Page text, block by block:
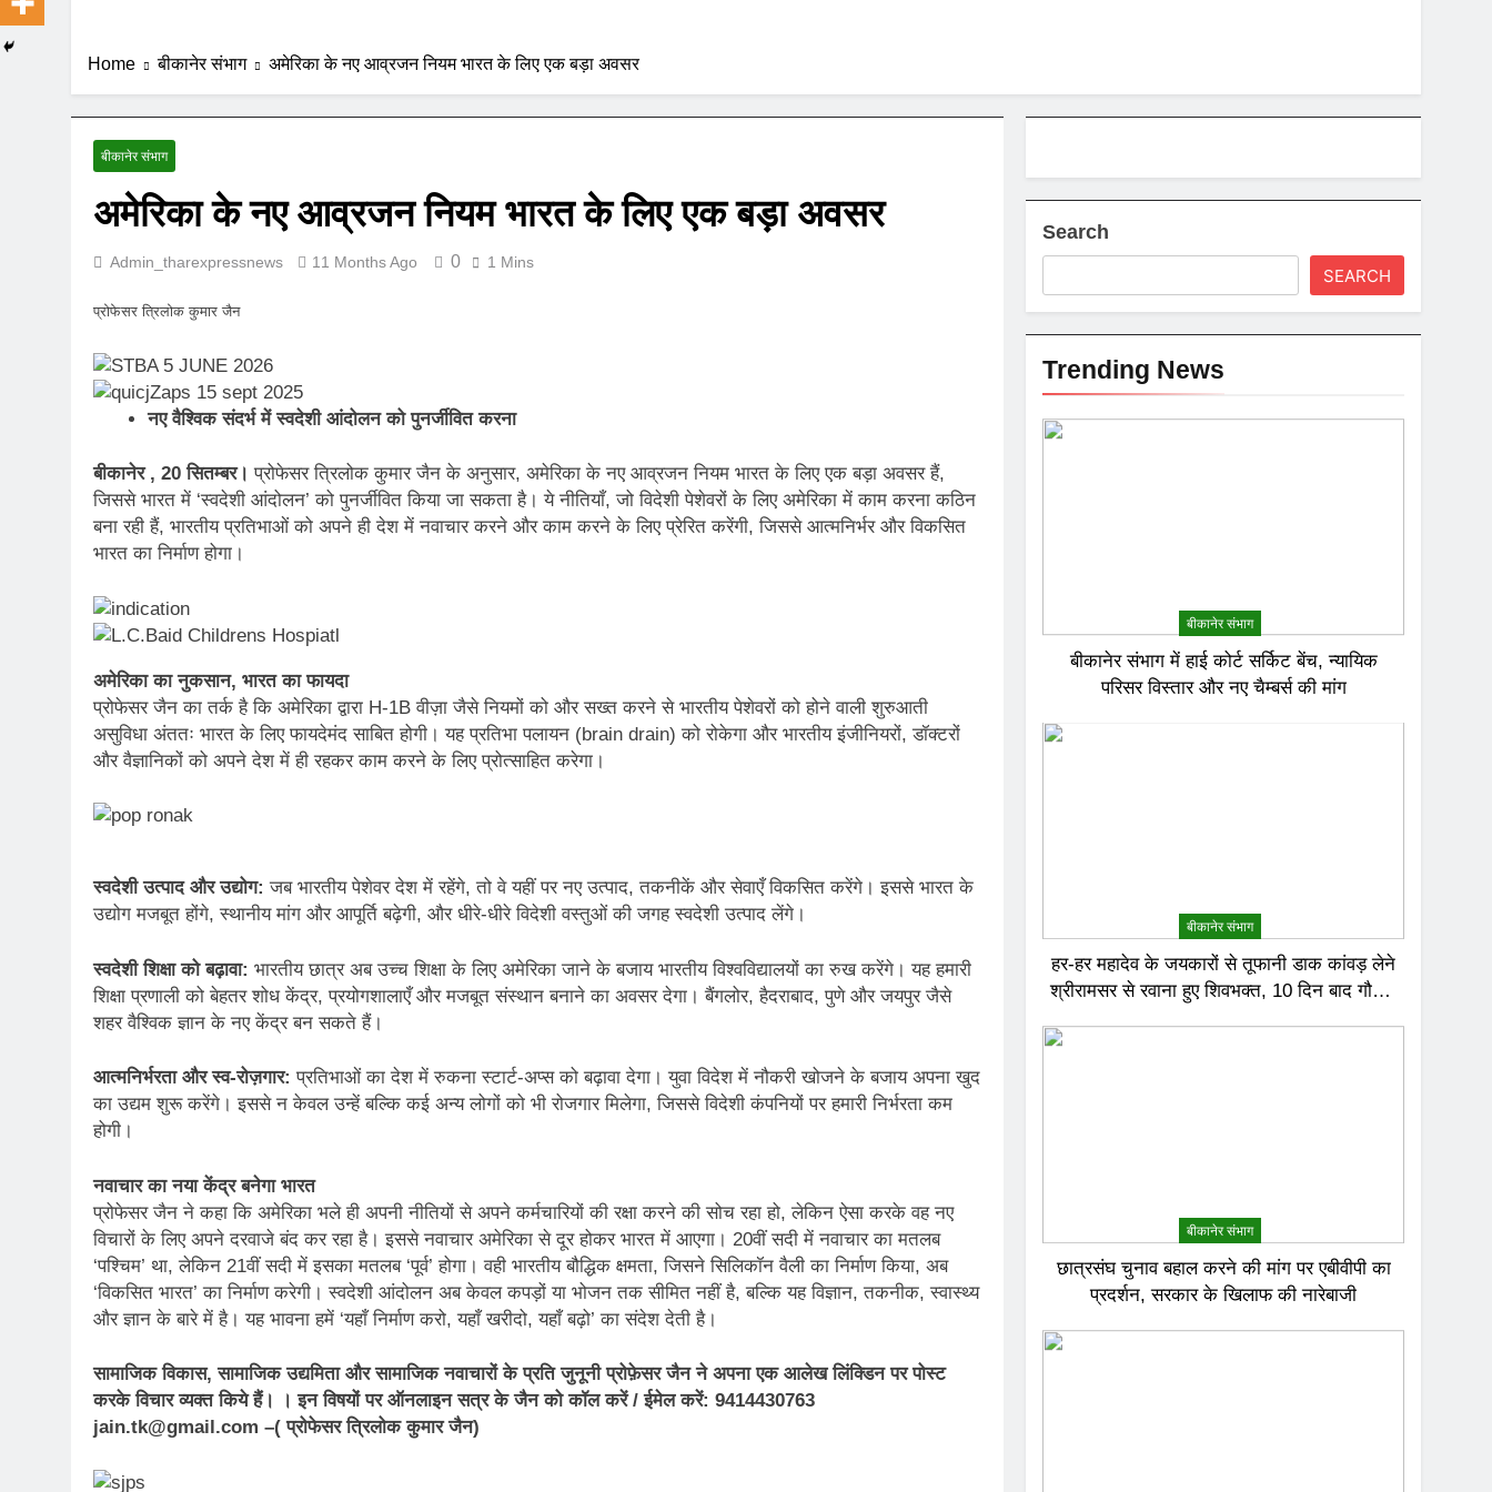
Home बीकानेर संभाग अमेरिका के नए आव्रजन नियम भारत के लिए एक बड़ा अवसर
बीकानेर संभाग
अमेरिका के नए आव्रजन नियम भारत के लिए एक बड़ा अवसर
Admin_tharexpressnews 11 Months Ago 0 1 Mins
प्रोफेसर त्रिलोक कुमार जैन
नए वैश्विक संदर्भ में स्वदेशी आंदोलन को पुनर्जीवित करना
बीकानेर , 20 सितम्बर। प्रोफेसर त्रिलोक कुमार जैन के अनुसार, अमेरिका के नए आव्रजन नियम भारत के लिए एक बड़ा अवसर हैं,
जिससे भारत में ‘स्वदेशी आंदोलन’ को पुनर्जीवित किया जा सकता है। ये नीतियाँ, जो विदेशी पेशेवरों के लिए अमेरिका में काम करना कठिन
बना रही हैं, भारतीय प्रतिभाओं को अपने ही देश में नवाचार करने और काम करने के लिए प्रेरित करेंगी, जिससे आत्मनिर्भर और विकसित
भारत का निर्माण होगा।
अमेरिका का नुकसान, भारत का फायदा
प्रोफेसर जैन का तर्क है कि अमेरिका द्वारा H-1B वीज़ा जैसे नियमों को और सख्त करने से भारतीय पेशेवरों को होने वाली शुरुआती
असुविधा अंततः भारत के लिए फायदेमंद साबित होगी। यह प्रतिभा पलायन (brain drain) को रोकेगा और भारतीय इंजीनियरों, डॉक्टरों
और वैज्ञानिकों को अपने देश में ही रहकर काम करने के लिए प्रोत्साहित करेगा।
स्वदेशी उत्पाद और उद्योग: जब भारतीय पेशेवर देश में रहेंगे, तो वे यहीं पर नए उत्पाद, तकनीकें और सेवाएँ विकसित करेंगे। इससे भारत के
उद्योग मजबूत होंगे, स्थानीय मांग और आपूर्ति बढ़ेगी, और धीरे-धीरे विदेशी वस्तुओं की जगह स्वदेशी उत्पाद लेंगे।
स्वदेशी शिक्षा को बढ़ावा: भारतीय छात्र अब उच्च शिक्षा के लिए अमेरिका जाने के बजाय भारतीय विश्वविद्यालयों का रुख करेंगे। यह हमारी
शिक्षा प्रणाली को बेहतर शोध केंद्र, प्रयोगशालाएँ और मजबूत संस्थान बनाने का अवसर देगा। बैंगलोर, हैदराबाद, पुणे और जयपुर जैसे
शहर वैश्विक ज्ञान के नए केंद्र बन सकते हैं।
आत्मनिर्भरता और स्व-रोज़गार: प्रतिभाओं का देश में रुकना स्टार्ट-अप्स को बढ़ावा देगा। युवा विदेश में नौकरी खोजने के बजाय अपना खुद
का उद्यम शुरू करेंगे। इससे न केवल उन्हें बल्कि कई अन्य लोगों को भी रोजगार मिलेगा, जिससे विदेशी कंपनियों पर हमारी निर्भरता कम
होगी।
नवाचार का नया केंद्र बनेगा भारत
प्रोफेसर जैन ने कहा कि अमेरिका भले ही अपनी नीतियों से अपने कर्मचारियों की रक्षा करने की सोच रहा हो, लेकिन ऐसा करके वह नए
विचारों के लिए अपने दरवाजे बंद कर रहा है। इससे नवाचार अमेरिका से दूर होकर भारत में आएगा। 20वीं सदी में नवाचार का मतलब
‘पश्चिम’ था, लेकिन 21वीं सदी में इसका मतलब ‘पूर्व’ होगा। वही भारतीय बौद्धिक क्षमता, जिसने सिलिकॉन वैली का निर्माण किया, अब
‘विकसित भारत’ का निर्माण करेगी। स्वदेशी आंदोलन अब केवल कपड़ों या भोजन तक सीमित नहीं है, बल्कि यह विज्ञान, तकनीक, स्वास्थ्य
और ज्ञान के बारे में है। यह भावना हमें ‘यहाँ निर्माण करो, यहाँ खरीदो, यहाँ बढ़ो’ का संदेश देती है।
सामाजिक विकास, सामाजिक उद्यमिता और सामाजिक नवाचारों के प्रति जुनूनी प्रोफ़ेसर जैन ने अपना एक आलेख लिंक्डिन पर पोस्ट
करके विचार व्यक्त किये हैं। । इन विषयों पर ऑनलाइन सत्र के जैन को कॉल करें / ईमेल करें: 9414430763
jain.tk@gmail.com –( प्रोफेसर त्रिलोक कुमार जैन)
Search
SEARCH
Trending News
बीकानेर संभाग
बीकानेर संभाग में हाई कोर्ट सर्किट बेंच, न्यायिक
परिसर विस्तार और नए चैम्बर्स की मांग
बीकानेर संभाग
हर-हर महादेव के जयकारों से तूफानी डाक कांवड़ लेने
श्रीरामसर से रवाना हुए शिवभक्त, 10 दिन बाद गौमुख
बीकानेर संभाग
छात्रसंघ चुनाव बहाल करने की मांग पर एबीवीपी का
प्रदर्शन, सरकार के खिलाफ की नारेबाजी